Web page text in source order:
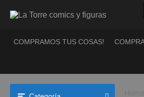
COMPRAMOS TUS COSAS!